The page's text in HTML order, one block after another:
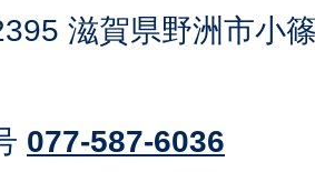
滋賀県野洲市小
077-587-6036